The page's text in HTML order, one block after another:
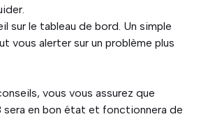
sur le tableau de bord. Un simple
vous alerter sur un problème plus
vous vous assurez que
en bon état et fonctionnera de